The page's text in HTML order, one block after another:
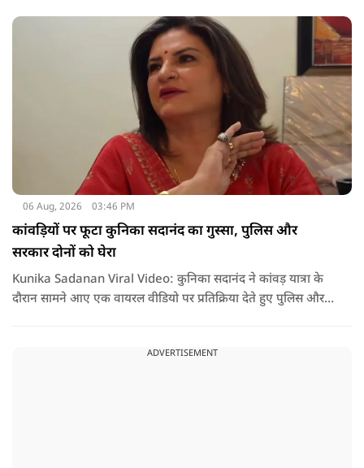
वसूली प्रक्रिया चल रही है.
06 Aug, 2026 03:46 PM
कांवड़ियों पर फूटा कुनिका सदानंद का गुस्सा, पुलिस और
सरकार दोनों को घेरा
Kunika Sadanan Viral Video: कुनिका सदानंद ने कांवड़ यात्रा के
दौरान सामने आए एक वायरल वीडियो पर प्रतिक्रिया देते हुए पुलिस और
मारपीट करता है, तो उसके खिलाफ सख्त कार्रवाई होनी चाहिए.
ADVERTISEMENT